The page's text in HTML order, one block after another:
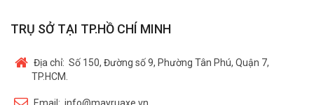
TRỤ SỞ TẠI TP.HỒ CHÍ MINH
Địa chỉ: Số 150, Đường số 9, Phường Tân Phú, Quận 7,
TP.HCM.